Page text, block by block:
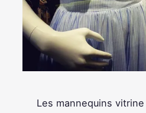
Les mannequins